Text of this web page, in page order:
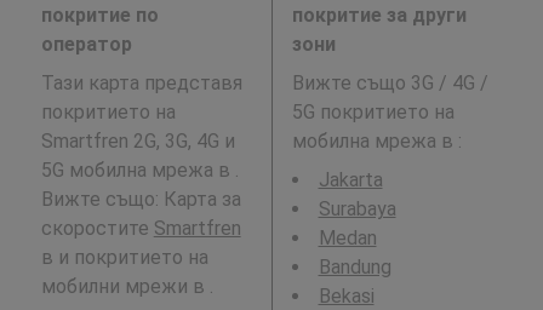
покритие по
оператор
Тази карта представя
покритието на
Smartfren 2G, 3G, 4G и
5G мобилна мрежа в .
Вижте също: Карта за
скоростите Smartfren
в и покритието на
мобилни мрежи в .
покритие за други
зони
Вижте също 3G / 4G /
5G покритието на
мобилна мрежа в :
Jakarta
Surabaya
Medan
Bandung
Bekasi